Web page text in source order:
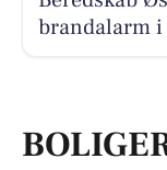
brandalarm